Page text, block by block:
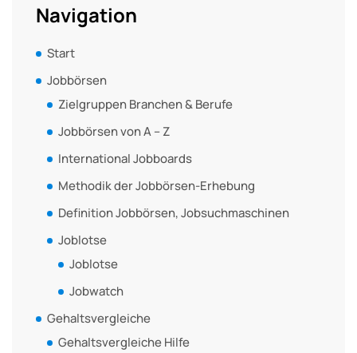
Navigation
Start
Jobbörsen
Zielgruppen Branchen & Berufe
Jobbörsen von A – Z
International Jobboards
Methodik der Jobbörsen-Erhebung
Definition Jobbörsen, Jobsuchmaschinen
Joblotse
Joblotse
Jobwatch
Gehaltsvergleiche
Gehaltsvergleiche Hilfe